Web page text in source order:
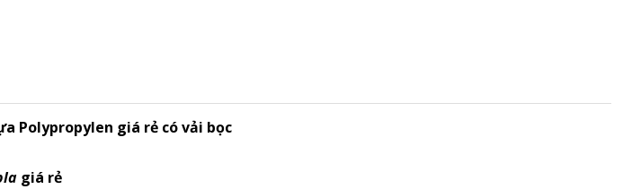
Polypropylen giá rẻ có vải bọc
giá rẻ